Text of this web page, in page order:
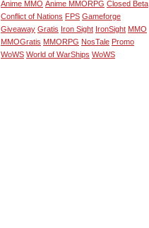
Anime MMO Anime MMORPG Closed Beta
Conflict of Nations FPS Gameforge
Giveaway Gratis Iron Sight IronSight MMO
MMOGratis MMORPG NosTale Promo
WoWS World of WarShips WoWS